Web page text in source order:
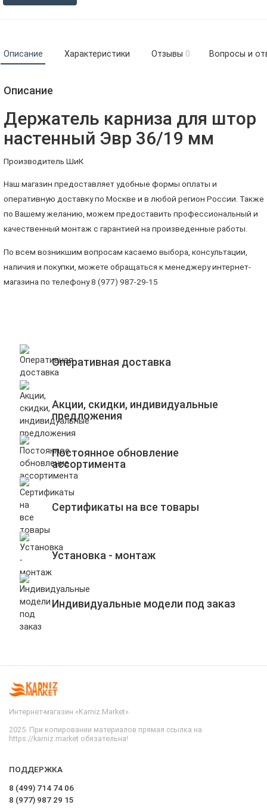
Описание Характеристики Отзывы 0 Вопросы и
Описание
Держатель карниза для штор
настенный Эвр 36/19 мм
Производитель ШиК
Наш магазин предоставляет удобные формы оплаты и
оперативную доставку по Москве и в любой регион России. Также
по Вашему желанию, можем предоставить профессиональный и
качественный монтаж с гарантией на произведенные работы.
По всем возникшим вопросам касаемо выбора, консультации,
наличия и покупки, можете обращаться к менеджеру интернет-
магазина по телефону 8 (977) 987-29-15
Оперативная доставка
Акции, скидки, индивидуальные
предложения
Постоянное обновление
ассортимента
Сертификаты на все товары
Установка - монтаж
Индивидуальные модели под заказ
Интернет-магазин «Karniz.Market»
2025. При копировании материалов прямая ссылка на
https://karniz.market обязательна!
ПОДДЕРЖКА
8 (499) 714 74 06
8 (977) 987 29 15